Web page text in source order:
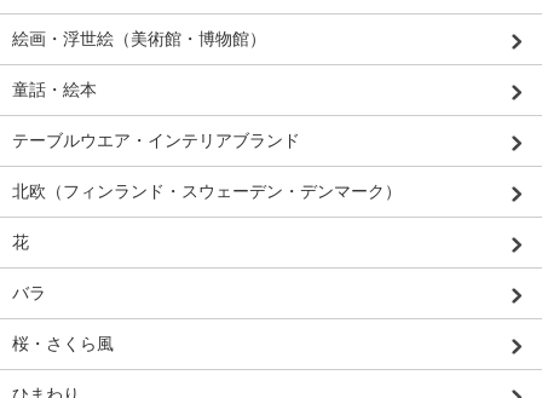
絵画・浮世絵（美術館・博物館）
童話・絵本
テーブルウエア・インテリアブランド
北欧（フィンランド・スウェーデン・デンマーク）
花
バラ
桜・さくら風